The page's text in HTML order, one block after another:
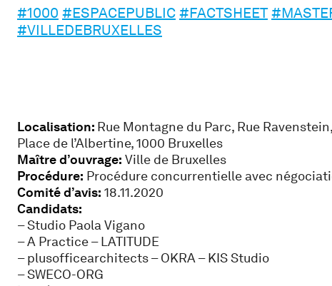
#1000 #ESPACEPUBLIC #FACTSHEET
#VILLEDEBRUXELLES
Localisation: Rue Montagne du Parc, Rue
Place de l’Albertine, 1000 Bruxelles
Maître d’ouvrage: Ville de Bruxelles
Procédure: Procédure concurrentielle avec
Comité d’avis: 18.11.2020
Candidats:
– Studio Paola Vigano
– A Practice – LATITUDE
– plusofficearchitects – OKRA – KIS Studio
– SWECO-ORG